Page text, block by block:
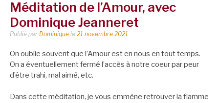
Méditation de l’Amour, avec
Dominique Jeanneret
Publié par Dominique le 21 novembre 2021
On oublie souvent que l’Amour est en nous en tout temps.
On a éventuellement fermé l’accès à notre coeur par peur
d’être trahi, mal aimé, etc.
Dans cette méditation, je vous emmène retrouver la flamme